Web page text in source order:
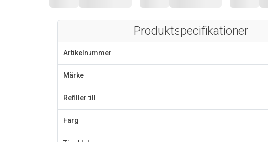
Produktspecifikationer
Artikelnummer
Märke
Refiller till
Färg